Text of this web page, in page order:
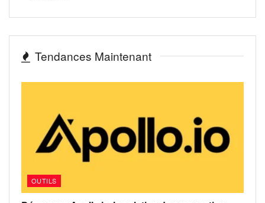
Tendances Maintenant
OUTILS